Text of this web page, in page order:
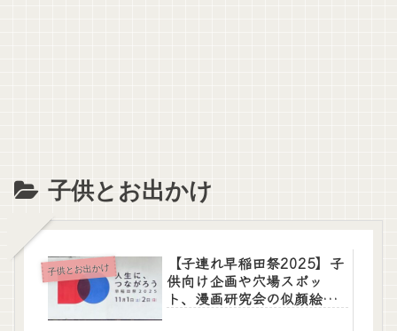
子供とお出かけ
子供とお出かけ
【子連れ早稲田祭2025】子
供向け企画や穴場スポッ
ト、漫画研究会の似顔絵が